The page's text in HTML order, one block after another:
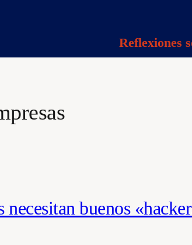
Reflexiones
necesitan buenos